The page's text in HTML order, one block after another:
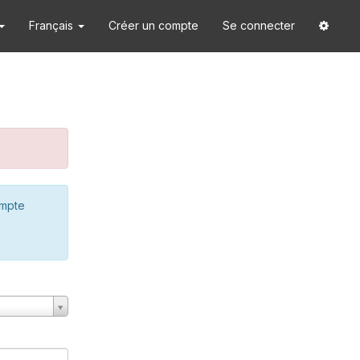
Français Créer un compte Se connecter